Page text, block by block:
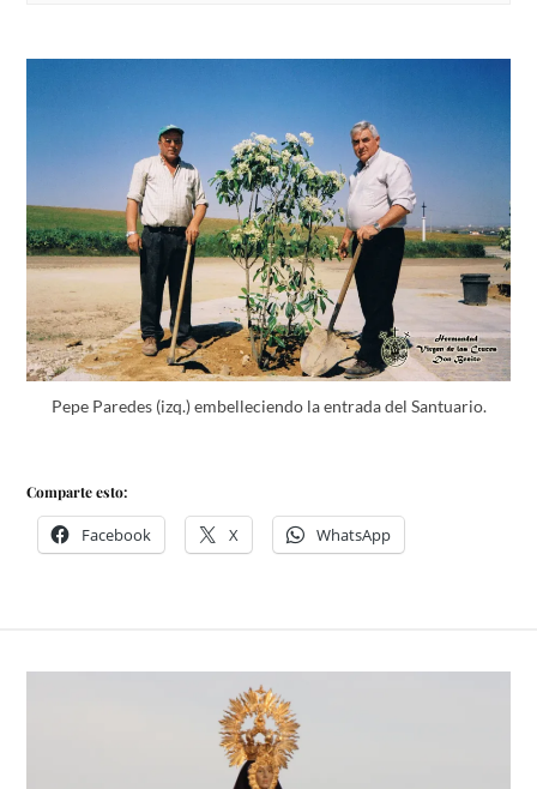
Pepe Paredes (izq.) embelleciendo la entrada del Santuario.
Comparte esto:
Facebook X WhatsApp